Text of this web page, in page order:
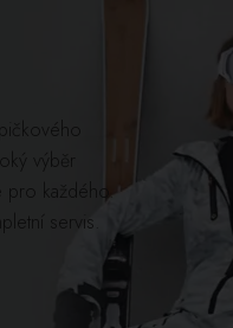
výběr
pro každého.
servis.